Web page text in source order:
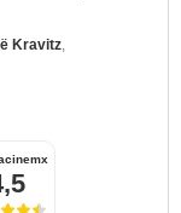
Kravitz